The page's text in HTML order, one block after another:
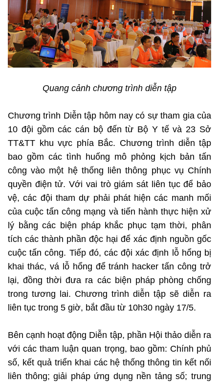
Quang cảnh chương trình diễn tập
Chương trình Diễn tập hôm nay có sự tham gia của
10 đội gồm các cán bộ đến từ Bộ Y tế và 23 Sở
TT&TT khu vực phía Bắc. Chương trình diễn tập
bao gồm các tình huống mô phỏng kịch bản tấn
công vào một hệ thống liên thông phục vụ Chính
quyền điện tử. Với vai trò giám sát liên tục để bảo
vệ, các đội tham dự phải phát hiện các manh mối
của cuộc tấn công mạng và tiến hành thực hiện xử
lý bằng các biện pháp khắc phục tạm thời, phân
tích các thành phần độc hại để xác định nguồn gốc
cuộc tấn công. Tiếp đó, các đội xác định lỗ hổng bị
khai thác, vá lỗ hổng để tránh hacker tấn công trở
lại, đồng thời đưa ra các biện pháp phòng chống
trong tương lai. Chương trình diễn tập sẽ diễn ra
liên tục trong 5 giờ, bắt đầu từ 10h30 ngày 17/5.
Bên cạnh hoạt động Diễn tập, phần Hội thảo diễn ra
với các tham luận quan trọng, bao gồm: Chính phủ
số, kết quả triển khai các hệ thống thông tin kết nối
liên thông; giải pháp ứng dụng nền tảng số; trung